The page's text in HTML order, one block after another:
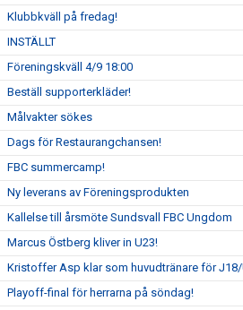
Klubbkväll på fredag!
INSTÄLLT
Föreningskväll 4/9 18:00
Beställ supporterkläder!
Målvakter sökes
Dags för Restaurangchansen!
FBC summercamp!
Ny leverans av Föreningsprodukten
Kallelse till årsmöte Sundsvall FBC Ungdom
Marcus Östberg kliver in U23!
Kristoffer Asp klar som huvudtränare för J18/
Playoff-final för herrarna på söndag!